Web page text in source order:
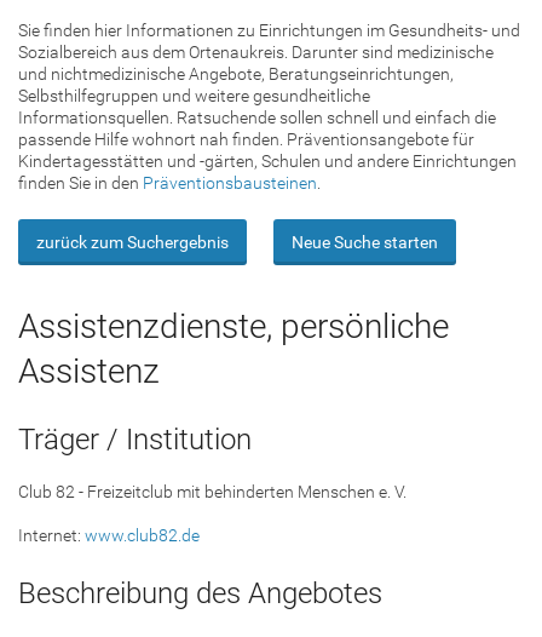
Sie finden hier Informationen zu Einrichtungen im Gesundheits- und
Sozialbereich aus dem Ortenaukreis. Darunter sind medizinische
und nichtmedizinische Angebote, Beratungseinrichtungen,
Selbsthilfegruppen und weitere gesundheitliche
Informationsquellen. Ratsuchende sollen schnell und einfach die
passende Hilfe wohnort nah finden. Präventionsangebote für
Kindertagesstätten und -gärten, Schulen und andere Einrichtungen
finden Sie in den Präventionsbausteinen
zurück zum Suchergebnis Neue Suche starten
Assistenzdienste, persönliche
Assistenz
Träger / Institution
Club 82 - Freizeitclub mit behinderten Menschen e. V.
Internet: www.club82.de
Beschreibung des Angebotes